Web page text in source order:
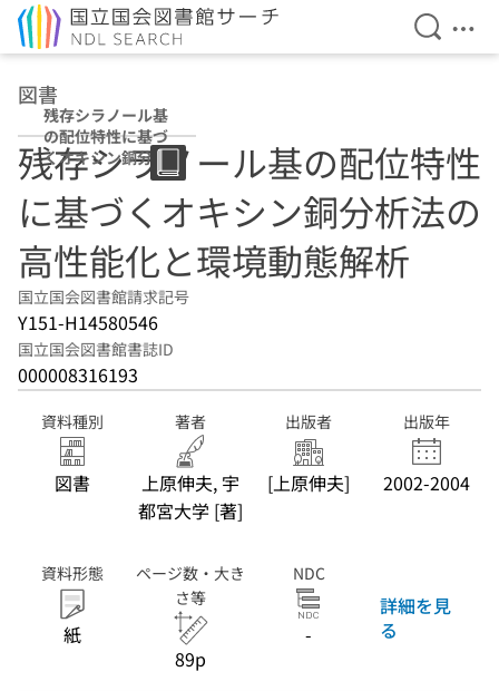
検索を
メ
図書
残存シラノール基
の配位特性に基づ
くオキシン銅分析
法の高性能化と環
境動態解析
残存シラノール基の配位特性
に基づくオキシン銅分析法の
高性能化と環境動態解析
国立国会図書館請求記号
Y151-H14580546
国立国会図書館書誌ID
000008316193
資料種別
図書
著者
上原伸夫, 宇
都宮大学 [著]
出版者
[上原伸夫]
出版年
2002-2004
資料形態
紙
ページ数・大き
さ等
89p
NDC
-
詳細を見
る